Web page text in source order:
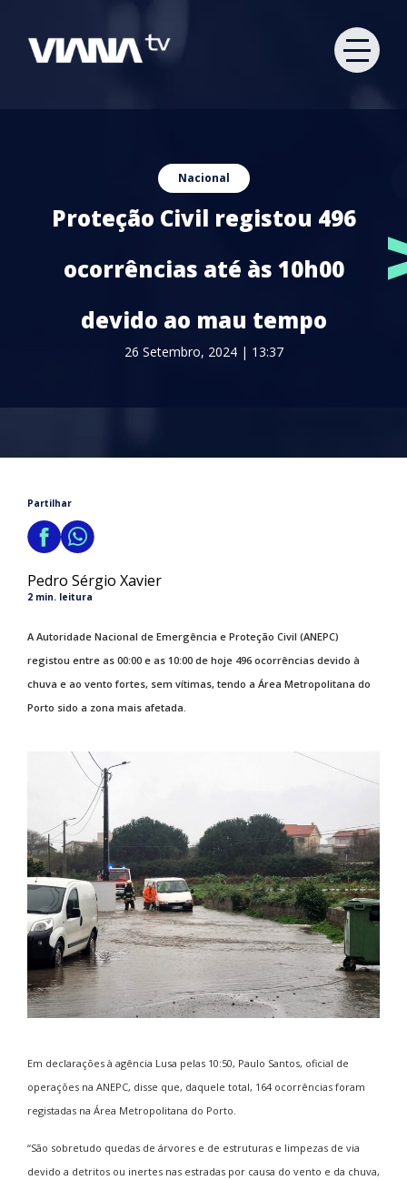
Nacional
Proteção Civil registou 496
ocorrências até às 10h00
devido ao mau tempo
26 Setembro, 2024 | 13:37
Partilhar
Pedro Sérgio Xavier
2 min. leitura
A Autoridade Nacional de Emergência e Proteção Civil (ANEPC)
registou entre as 00:00 e as 10:00 de hoje 496 ocorrências devido à
chuva e ao vento fortes, sem vítimas, tendo a Área Metropolitana do
Porto sido a zona mais afetada.
Em declarações à agência Lusa pelas 10:50, Paulo Santos, oficial de
operações na ANEPC, disse que, daquele total, 164 ocorrências foram
registadas na Área Metropolitana do Porto.
“São sobretudo quedas de árvores e de estruturas e limpezas de via
devido a detritos ou inertes nas estradas por causa do vento e da chuva,